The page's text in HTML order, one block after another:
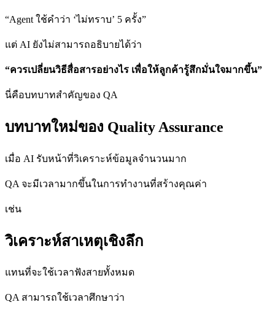
“Agent ใช้คำว่า ‘ไม่ทราบ’ 5 ครั้ง”
แต่ AI ยังไม่สามารถอธิบายได้ว่า
“ควรเปลี่ยนวิธีสื่อสารอย่างไร เพื่อให้ลูกค้ารู้สึกมั่นใจมากขึ้น”
นี่คือบทบาทสำคัญของ QA
บทบาทใหม่ของ Quality Assurance
เมื่อ AI รับหน้าที่วิเคราะห์ข้อมูลจำนวนมาก
QA จะมีเวลามากขึ้นในการทำงานที่สร้างคุณค่า
เช่น
วิเคราะห์สาเหตุเชิงลึก
แทนที่จะใช้เวลาฟังสายทั้งหมด
QA สามารถใช้เวลาศึกษาว่า